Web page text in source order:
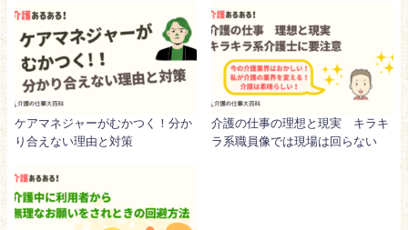
ケアマネジャーがむかつく！分か
り合えない理由と対策
介護の仕事の理想と現実 キラキ
ラ系職員像では現場は回らない